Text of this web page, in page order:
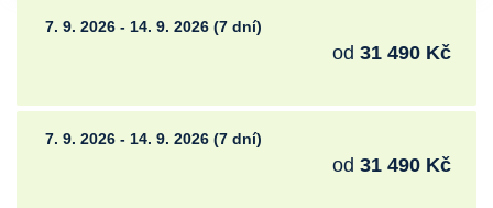
7. 9. 2026 - 14. 9. 2026 (7 dní)
od 31 490 Kč
7. 9. 2026 - 14. 9. 2026 (7 dní)
od 31 490 Kč